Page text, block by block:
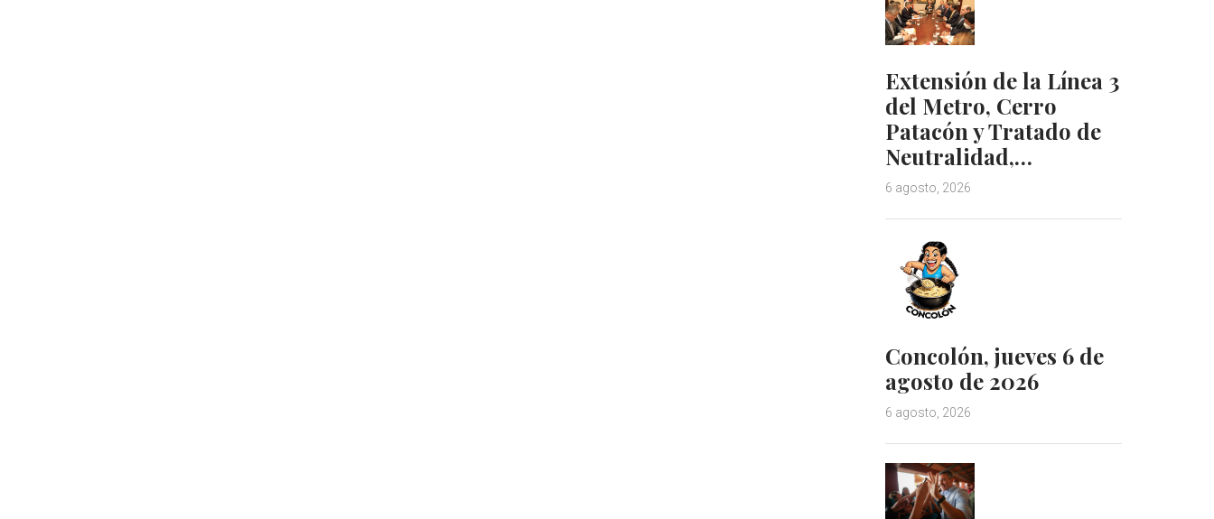
Extensión de la Línea 3
del Metro, Cerro
Patacón y Tratado de
Neutralidad,…
6 agosto, 2026
Concolón, jueves 6 de
agosto de 2026
6 agosto, 2026